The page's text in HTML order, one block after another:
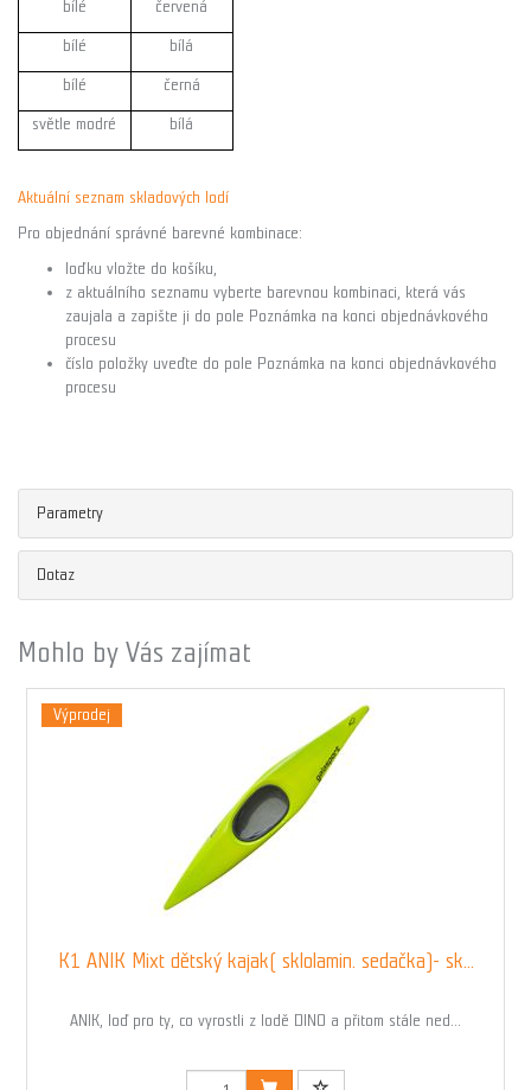
bílé červená
bílé bílá
bílé černá
světle modré bílá
Aktuální seznam skladových lodí
Pro objednání správné barevné kombinace:
loďku vložte do košíku,
z aktuálního seznamu vyberte barevnou kombinaci, která vás
zaujala a zapište ji do pole Poznámka na konci objednávkového
procesu
číslo položky uveďte do pole Poznámka na konci objednávkového
procesu
Parametry
Dotaz
Mohlo by Vás zajímat
Výprodej
K1 ANIK Mixt dětský kajak( sklolamin. sedačka)- sk...
ANIK, loď pro ty, co vyrostli z lodě DINO a přitom stále ned...
Kód: 01834S_STOCK